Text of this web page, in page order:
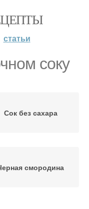
статьи
соку
Сок без сахара
смородина